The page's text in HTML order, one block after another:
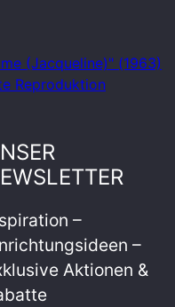
(Jacqueline)" (1963)
Reproduktion
–
–
Aktionen &